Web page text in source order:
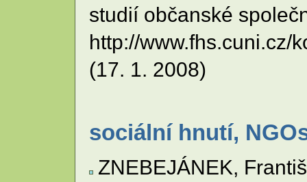
studií občanské
http://www.fhs.cuni.cz/
(17. 1. 2008)
sociální hnutí,
ZNEBEJÁNEK,